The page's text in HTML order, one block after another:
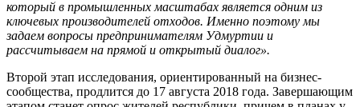
который в промышленных масштабах является одним из
ключевых производителей отходов. Именно поэтому мы
задаем вопросы предпринимателям Удмуртии и
рассчитываем на прямой и открытый диалог».
Второй этап исследования, ориентированный на бизнес-
сообщества, продлится до 17 августа 2018 года. Завершающим